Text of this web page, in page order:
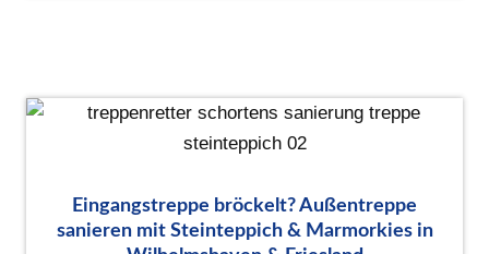
Eingangstreppe bröckelt? Außentreppe
sanieren mit Steinteppich & Marmorkies in